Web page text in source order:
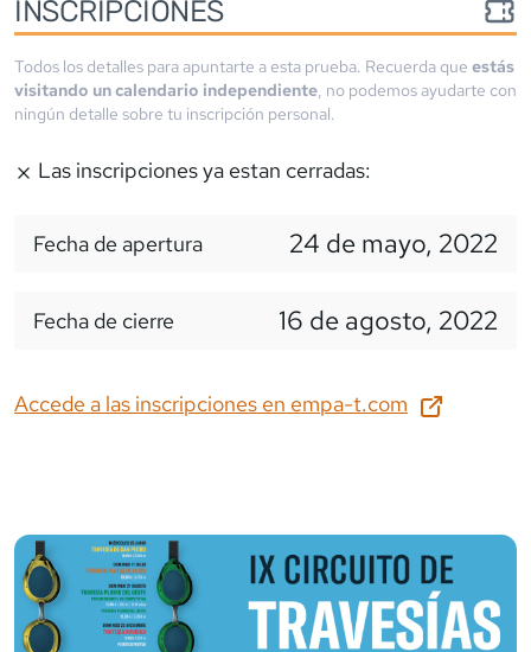
INSCRIPCIONES
Todos los detalles para apuntarte a esta prueba. Recuerda que estás
visitando un calendario independiente, no podemos ayudarte con
ningún detalle sobre tu inscripción personal.
Las inscripciones ya estan cerradas:
Fecha de apertura 24 de mayo, 2022
Fecha de cierre 16 de agosto, 2022
Accede a las inscripciones en empa-t.com